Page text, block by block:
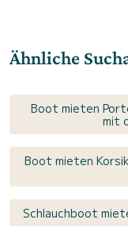
Ähnliche
Boot mieten
mit
Boot mieten
Schlauchboot